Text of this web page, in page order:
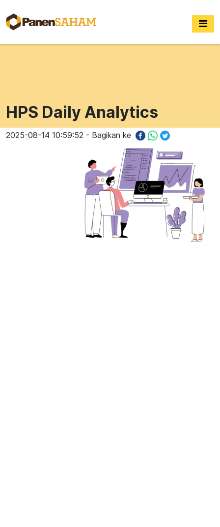
HPS Daily Analytics
2025-08-14 10:59:52 - Bagikan ke